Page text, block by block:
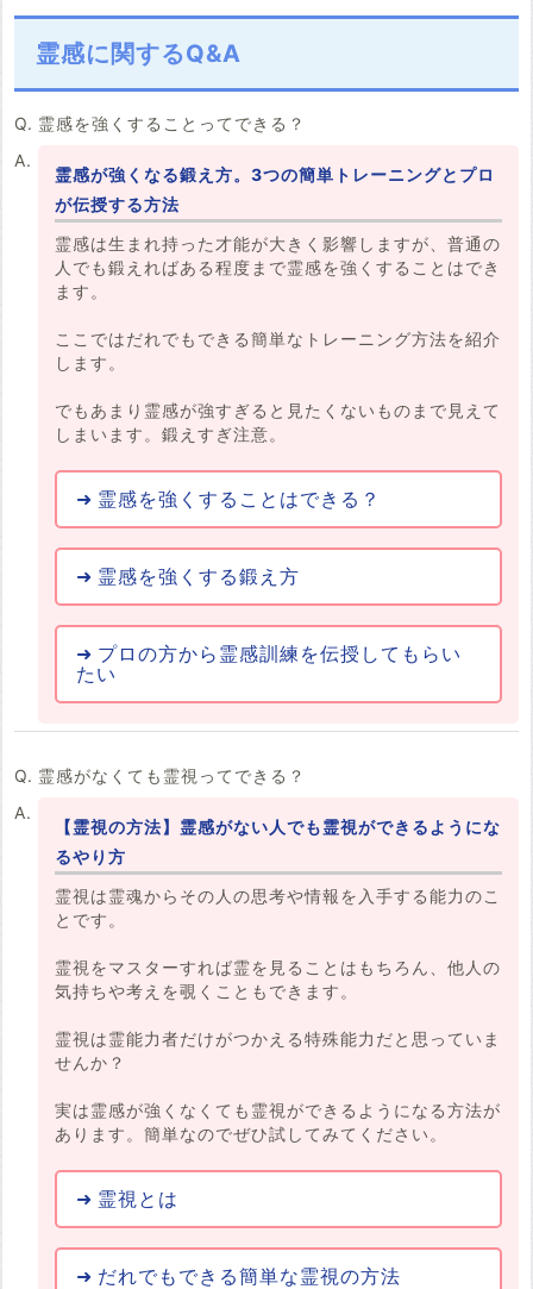
霊感に関するQ&A
霊感を強くすることってできる？
霊感が強くなる鍛え方。3つの簡単トレーニングとプロ
が伝授する方法
霊感は生まれ持った才能が大きく影響しますが、普通の
人でも鍛えればある程度まで霊感を強くすることはでき
ます。
ここではだれでもできる簡単なトレーニング方法を紹介
します。
でもあまり霊感が強すぎると見たくないものまで見えて
しまいます。鍛えすぎ注意。
霊感を強くすることはできる？
霊感を強くする鍛え方
プロの方から霊感訓練を伝授してもらい
たい
霊感がなくても霊視ってできる？
【霊視の方法】霊感がない人でも霊視ができるようにな
るやり方
霊視は霊魂からその人の思考や情報を入手する能力のこ
とです。
霊視をマスターすれば霊を見ることはもちろん、他人の
気持ちや考えを覗くこともできます。
霊視は霊能力者だけがつかえる特殊能力だと思っていま
せんか？
実は霊感が強くなくても霊視ができるようになる方法が
あります。簡単なのでぜひ試してみてください。
霊視とは
だれでもできる簡単な霊視の方法